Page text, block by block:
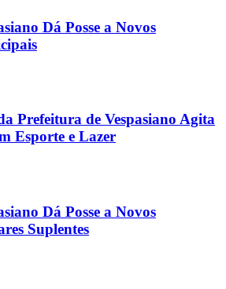
Dá Posse a Novos
Prefeitura de Vespasiano Agita
Esporte e Lazer
Dá Posse a Novos
Suplentes